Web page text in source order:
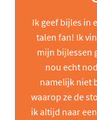
Ik geef bijles in
talen fan! Ik
mijn bijlessen
nou echt
namelijk niet
waarop ze de
ik altijd naar